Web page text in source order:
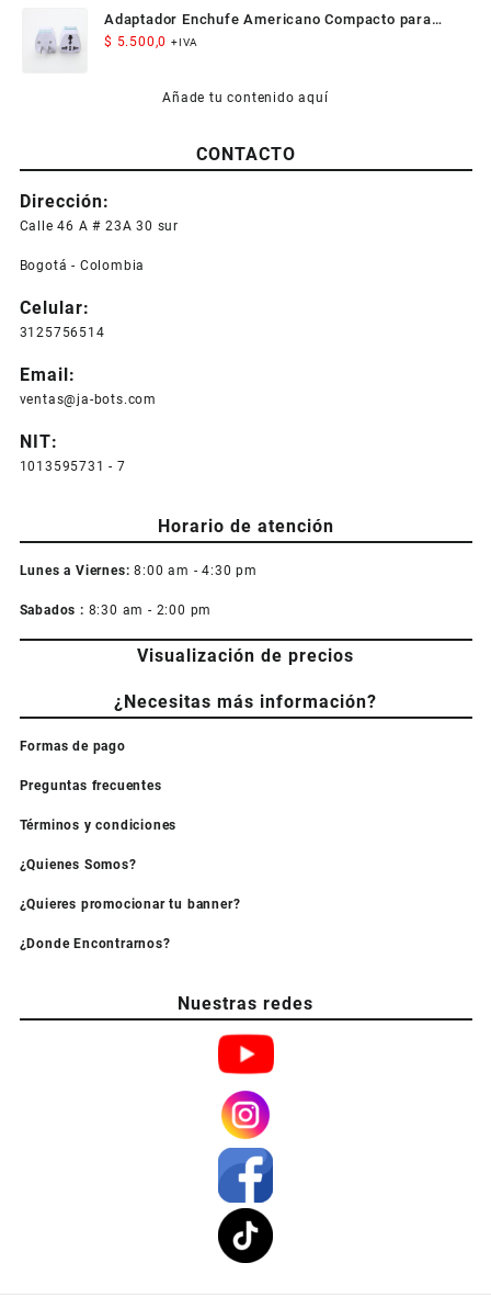
Adaptador Enchufe Americano Compacto para
Viaje
$ 5.500,0 +IVA
Añade tu contenido aquí
CONTACTO
Dirección:
Calle 46 A # 23A 30 sur
Bogotá - Colombia
Celular:
3125756514
Email:
ventas@ja-bots.com
NIT:
1013595731 - 7
Horario de atención
Lunes a Viernes: 8:00 am - 4:30 pm
Sabados : 8:30 am - 2:00 pm
Visualización de precios
¿Necesitas más información?
Formas de pago
Preguntas frecuentes
Términos y condiciones
¿Quienes Somos?
¿Quieres promocionar tu banner?
¿Donde Encontrarnos?
Nuestras redes